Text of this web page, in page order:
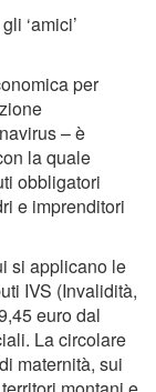
‘amici’
per
– è
la quale
obbligatori
e imprenditori
si applicano le
IVS (Invalidità,
euro dal
La circolare
maternità, sui